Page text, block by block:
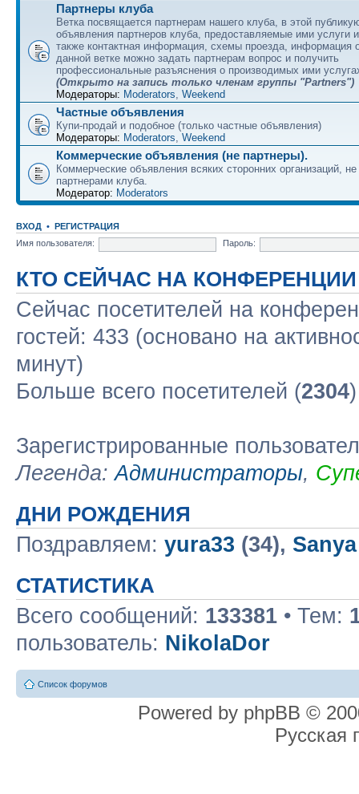
Партнеры клуба
Ветка посвящается партнерам нашего клуба, в этой
объявления партнеров клуба, предоставляемые ими услуги
также контактная информация, схемы проезда, информация
данной ветке можно задать партнерам вопрос и получить
профессиональные разъяснения о производимых ими
(Открыто на запись только членам группы "Partners")
Модераторы: Moderators Weekend
Частные объявления
Купи-продай и подобное (только частные объявления)
Модераторы: Moderators Weekend
Коммерческие объявления (не партнеры).
Коммерческие объявления всяких сторонних организаций,
партнерами клуба.
Модератор: Moderators
ВХОД • РЕГИСТРАЦИЯ
Имя пользователя:
Пароль:
КТО СЕЙЧАС НА КОНФЕРЕНЦИИ
Сейчас посетителей на
гостей: 433 (основано на
минут)
Больше всего посетителей (2304
Зарегистрированные
Легенда:Администраторы,
ДНИ РОЖДЕНИЯ
Поздравляем: yura33 (34), Sanya
СТАТИСТИКА
Всего сообщений: 133381 • Тем:
пользователь: NikolaDor
Список форумов
Powered by phpBB ©
Русская